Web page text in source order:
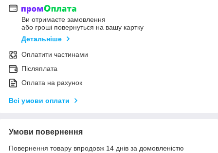
Ви отримаєте замовлення
або гроші повернуться на вашу картку
Детальніше
Оплатити частинами
Післяплата
Оплата на рахунок
Всі умови оплати
Умови повернення
Повернення товару впродовж 14 днів за домовленістю